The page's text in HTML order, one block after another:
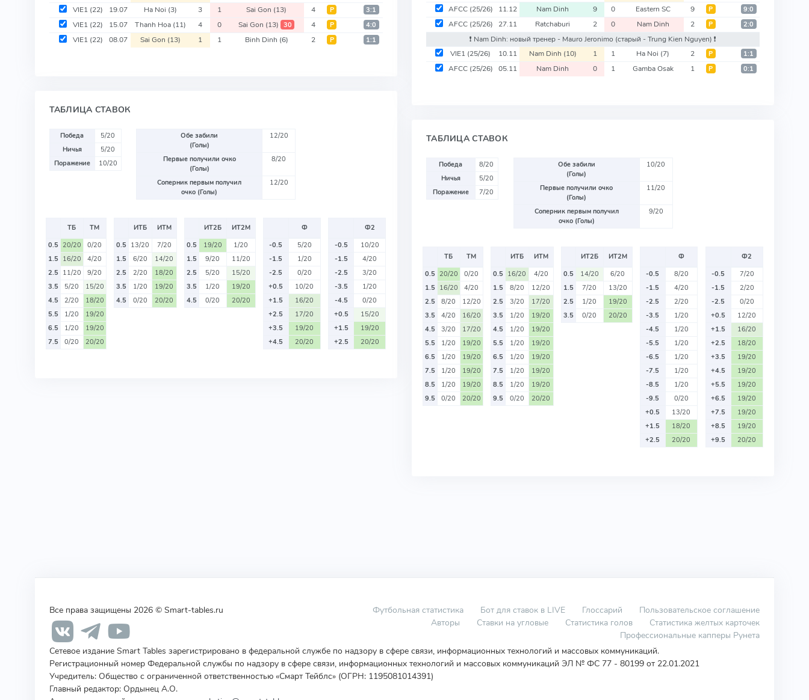
VIE1 (22) 19.07 Ha Noi (3) 3 1 Sai Gon (13) 4 Р 3:1
VIE1 (22) 15.07 Thanh Hoa (11) 4 0 Sai Gon (13) 30 4 Р 4:0
VIE1 (22) 08.07 Sai Gon (13) 1 1 Binh Dinh (6) 2 Р 1:1
ТАБЛИЦА СТАВОК
Победа
5/20
Ничья
5/20
Поражение
10/20
Обе забили
(Голы)
12/20
Первые получили очко
(Голы)
8/20
Соперник первым получил
очко (Голы)
12/20
ТБ
ТМ
0.5 20/20
0/20
1.5 16/20
4/20
2.5 11/20
9/20
3.5
5/20
15/20
4.5
2/20
18/20
5.5
1/20
19/20
6.5
1/20
19/20
7.5
0/20 20/20
ИТБ
ИТМ
0.5 13/20
7/20
1.5
6/20
14/20
2.5
2/20
18/20
3.5
1/20
19/20
4.5
0/20 20/20
ИТ2Б
ИТ2М
0.5
19/20
1/20
1.5
9/20
11/20
2.5
5/20
15/20
3.5
1/20
19/20
4.5
0/20 20/20
Ф
-0.5
5/20
-1.5
1/20
-2.5
0/20
+0.5
10/20
+1.5
16/20
+2.5
17/20
+3.5
19/20
+4.5
20/20
Ф2
-0.5
10/20
-1.5
4/20
-2.5
3/20
-3.5
1/20
-4.5
0/20
+0.5
15/20
+1.5
19/20
+2.5
20/20
AFCC (25/26) 11.12 Nam Dinh 9 0 Eastern SC 9 Р 9:0
AFCC (25/26) 27.11 Ratchaburi 2 0 Nam Dinh 2 Р 2:0
❗️ Nam Dinh: новый тренер - Mauro Jeronimo (старый - Trung Kien Nguyen) ❗️
VIE1 (25/26) 10.11 Nam Dinh (10) 1 1 Ha Noi (7) 2 Р 1:1
AFCC (25/26) 05.11 Nam Dinh 0 1 Gamba Osak 1 Р 0:1
ТАБЛИЦА СТАВОК
Победа
8/20
Ничья
5/20
Поражение
7/20
Обе забили
(Голы)
10/20
Первые получили очко
(Голы)
11/20
Соперник первым получил
очко (Голы)
9/20
ТБ
ТМ
0.5 20/20
0/20
1.5 16/20
4/20
2.5
8/20
12/20
3.5
4/20
16/20
4.5
3/20
17/20
5.5
1/20
19/20
6.5
1/20
19/20
7.5
1/20
19/20
8.5
1/20
19/20
9.5
0/20 20/20
ИТБ
ИТМ
0.5 16/20
4/20
1.5
8/20
12/20
2.5
3/20
17/20
3.5
1/20
19/20
4.5
1/20
19/20
5.5
1/20
19/20
6.5
1/20
19/20
7.5
1/20
19/20
8.5
1/20
19/20
9.5
0/20 20/20
ИТ2Б
ИТ2М
0.5
14/20
6/20
1.5
7/20
13/20
2.5
1/20
19/20
3.5
0/20 20/20
Ф
-0.5
8/20
-1.5
4/20
-2.5
2/20
-3.5
1/20
-4.5
1/20
-5.5
1/20
-6.5
1/20
-7.5
1/20
-8.5
1/20
-9.5
0/20
+0.5
13/20
+1.5
18/20
+2.5
20/20
Ф2
-0.5
7/20
-1.5
2/20
-2.5
0/20
+0.5
12/20
+1.5
16/20
+2.5
18/20
+3.5
19/20
+4.5
19/20
+5.5
19/20
+6.5
19/20
+7.5
19/20
+8.5
19/20
+9.5
20/20
Все права защищены 2026 © Smart-tables.ru Футбольная статистика Бот для ставок в LIVE Глоссарий
Пользовательское соглашение
Авторы
Ставки на угловые Статистика голов
Статистика желтых карточек
Профессиональные капперы Рунета
Сетевое издание Smart Tables зарегистрировано в федеральной службе по надзору в сфере связи, информационных технологий и массовых коммуникаций.
Регистрационный номер Федеральной службы по надзору в сфере связи, информационных технологий и массовых коммуникаций ЭЛ № ФС 77 - 80199 от 22.01.2021
Учредитель: Общество с ограниченной ответственностью «Смарт Тейблс» (ОГРН: 1195081014391)
Главный редактор: Ордынец А.О.